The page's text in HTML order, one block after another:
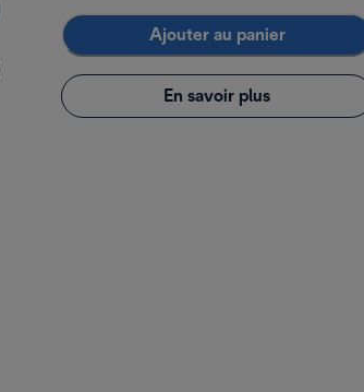
Ajouter au panier
En savoir plus